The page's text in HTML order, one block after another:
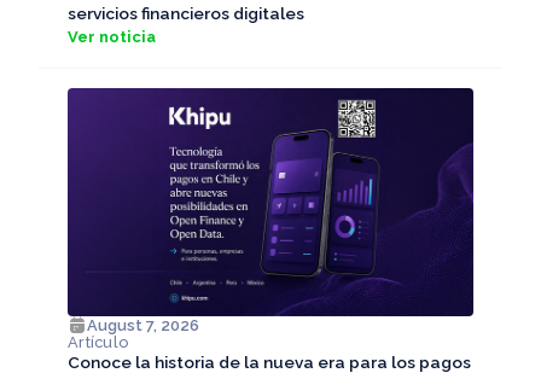
servicios financieros digitales
Ver noticia
August 7, 2026
Artículo
Conoce la historia de la nueva era para los pagos